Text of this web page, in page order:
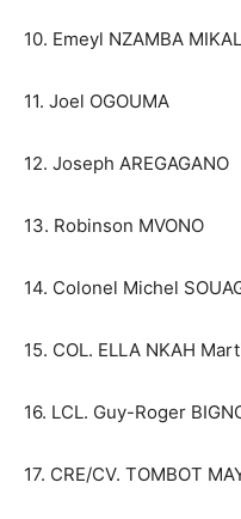
10. Emeyl NZAMBA
11. Joel OGOUMA
12. Joseph AREGAGANO
13. Robinson MVONO
14. Colonel Michel
15. COL. ELLA NKAH
16. LCL. Guy-Roger
17. CRE/CV. TOMBOT